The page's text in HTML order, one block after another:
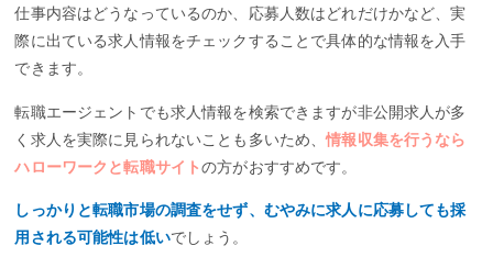
仕事内容はどうなっているのか、応募人数はどれだけかなど、実
際に出ている求人情報をチェックすることで具体的な情報を入手
できます。
転職エージェントでも求人情報を検索できますが非公開求人が多
く求人を実際に見られないことも多いため、情報収集を行うなら
ハローワークと転職サイトの方がおすすめです。
しっかりと転職市場の調査をせず、むやみに求人に応募しても採
用される可能性は低いでしょう。